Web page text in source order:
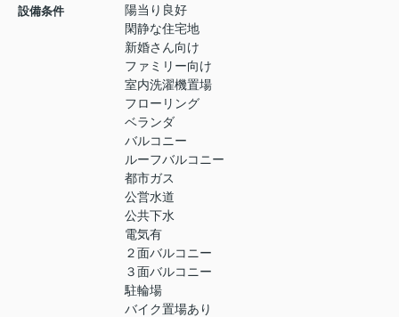
設備条件
陽当り良好
閑静な住宅地
新婚さん向け
ファミリー向け
室内洗濯機置場
フローリング
ベランダ
バルコニー
ルーフバルコニー
都市ガス
公営水道
公共下水
電気有
２面バルコニー
３面バルコニー
駐輪場
バイク置場あり